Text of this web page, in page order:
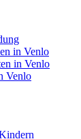
in Venlo
in Venlo
Venlo